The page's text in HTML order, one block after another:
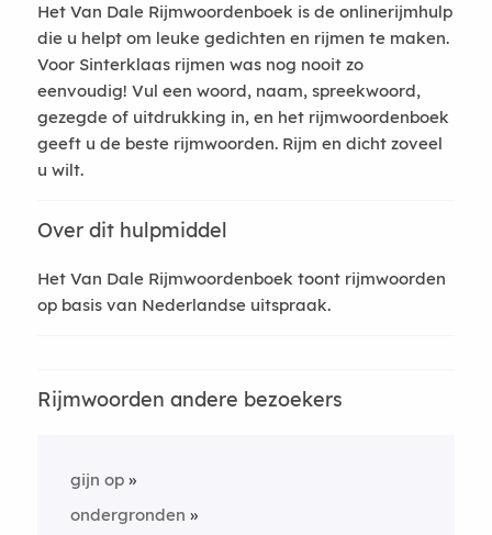
Het Van Dale Rijmwoordenboek is de onlinerijmhulp
die u helpt om leuke gedichten en rijmen te maken.
Voor Sinterklaas rijmen was nog nooit zo
eenvoudig! Vul een woord, naam, spreekwoord,
gezegde of uitdrukking in, en het rijmwoordenboek
geeft u de beste rijmwoorden. Rijm en dicht zoveel
u wilt.
Over dit hulpmiddel
Het Van Dale Rijmwoordenboek toont rijmwoorden
op basis van Nederlandse uitspraak.
Rijmwoorden andere bezoekers
gijn op
ondergronden